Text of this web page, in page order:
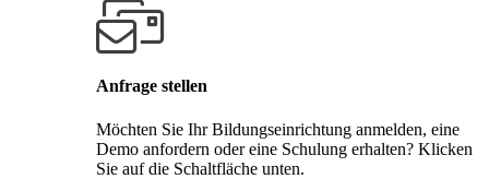
Anfrage stellen
Möchten Sie Ihr Bildungseinrichtung anmelden, eine
Demo anfordern oder eine Schulung erhalten? Klicken
Sie auf die Schaltfläche unten.